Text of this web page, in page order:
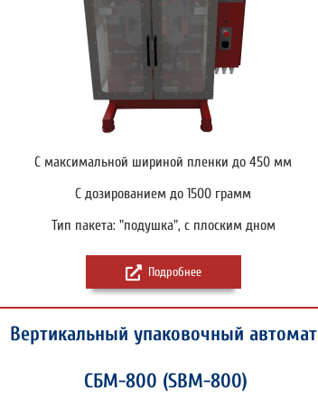
С максимальной шириной пленки до 450 мм
С дозированием до 1500 грамм
Тип пакета: "подушка", с плоским дном
Подробнее
Вертикальный упаковочный автомат
СБМ-800 (SBM-800)